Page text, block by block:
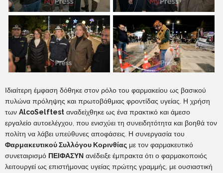
Ιδιαίτερη έμφαση δόθηκε στον ρόλο του φαρμακείου ως βασικού
πυλώνα πρόληψης και πρωτοβάθμιας φροντίδας υγείας. Η χρήση
των AlcoSelftest αναδείχθηκε ως ένα πρακτικό και άμεσο
εργαλείο αυτοελέγχου, που ενισχύει τη συνειδητότητα και βοηθά τον
πολίτη να λάβει υπεύθυνες αποφάσεις. Η συνεργασία του
Φαρμακευτικού Συλλόγου Κορινθίας με τον φαρμακευτικό
συνεταιρισμό ΠΕΙΦΑΣΥΝ ανέδειξε έμπρακτα ότι ο φαρμακοποιός
λειτουργεί ως επιστήμονας υγείας πρώτης γραμμής, με ουσιαστική